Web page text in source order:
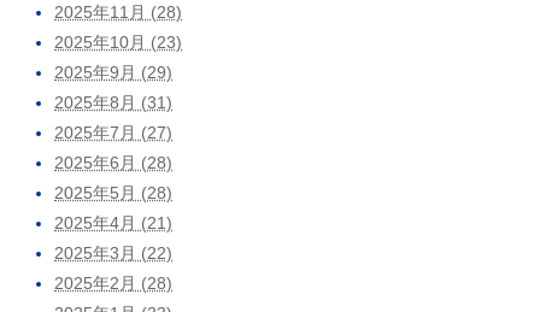
2025年11月 (28)
2025年10月 (23)
2025年9月 (29)
2025年8月 (31)
2025年7月 (27)
2025年6月 (28)
2025年5月 (28)
2025年4月 (21)
2025年3月 (22)
2025年2月 (28)